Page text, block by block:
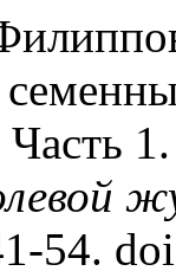
Часть
54.